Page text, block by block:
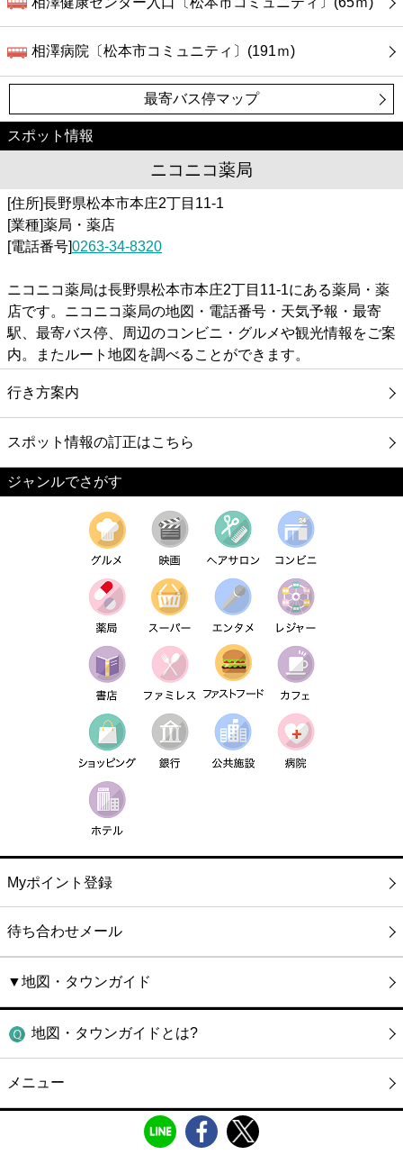
相澤病院〔松本市コミュニティ〕(191ｍ)
最寄バス停マップ
スポット情報
ニコニコ薬局
[住所]長野県松本市本庄2丁目11-1
[業種]薬局・薬店
[電話番号]0263-34-8320
ニコニコ薬局は長野県松本市本庄2丁目11-1にある薬局・薬
店です。ニコニコ薬局の地図・電話番号・天気予報・最寄
駅、最寄バス停、周辺のコンビニ・グルメや観光情報をご案
内。またルート地図を調べることができます。
行き方案内
スポット情報の訂正はこちら
ジャンルでさがす
Myポイント登録
待ち合わせメール
▼地図・タウンガイド
地図・タウンガイドとは?
メニュー